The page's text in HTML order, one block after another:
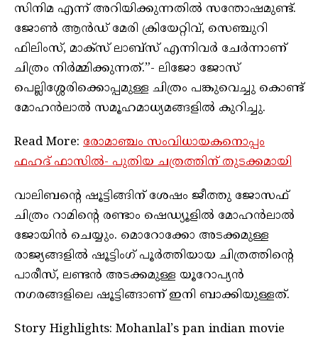
സിനിമ എന്ന് അറിയിക്കുന്നതില്‍ സന്തോഷമുണ്ട്.
ജോൺ ആൻഡ് മേരി ക്രിയേറ്റിവ്, സെഞ്ചുറി
ഫിലിംസ്, മാക്‌സ് ലാബ്‌സ് എന്നിവർ ചേർന്നാണ്
ചിത്രം നിർമ്മിക്കുന്നത്.”- ലിജോ ജോസ്
പെല്ലിശ്ശേരിക്കൊപ്പമുള്ള ചിത്രം പങ്കുവെച്ചു കൊണ്ട്
മോഹൻലാൽ സമൂഹമാധ്യമങ്ങളിൽ കുറിച്ചു.
Read More: രോമാഞ്ചം സംവിധായകനൊപ്പം
ഫഹദ് ഫാസിൽ- പുതിയ ചത്രത്തിന് തുടക്കമായി
വാലിബന്റെ ഷൂട്ടിങ്ങിന് ശേഷം ജീത്തു ജോസഫ്
ചിത്രം റാമിന്റെ രണ്ടാം ഷെഡ്യൂളിൽ മോഹൻലാൽ
ജോയിൻ ചെയ്യും. മൊറോക്കോ അടക്കമുള്ള
രാജ്യങ്ങളിൽ ഷൂട്ടിംഗ് പൂർത്തിയായ ചിത്രത്തിന്റെ
പാരീസ്, ലണ്ടൻ അടക്കമുള്ള യൂറോപ്യൻ
നഗരങ്ങളിലെ ഷൂട്ടിങ്ങാണ് ഇനി ബാക്കിയുള്ളത്.
Story Highlights: Mohanlal’s pan indian movie